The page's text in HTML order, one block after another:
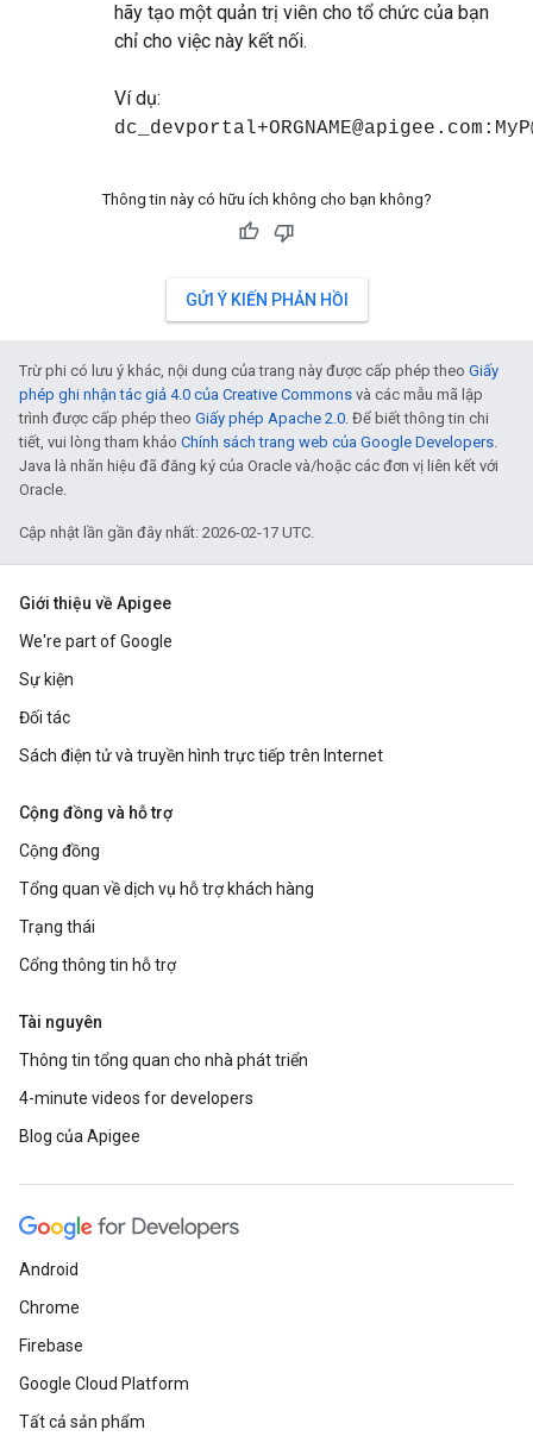
hãy tạo một quản trị viên cho tổ chức của bạn
chỉ cho việc này kết nối.
Ví dụ:
Thông tin này có hữu ích không cho bạn không?
GỬI Ý KIẾN PHẢN HỒI
Trừ phi có lưu ý khác, nội dung của trang này được cấp phép theo Giấy
phép ghi nhận tác giả 4.0 của Creative Commons và các mẫu mã lập
trình được cấp phép theo Giấy phép Apache 2.0. Để biết thông tin chi
tiết, vui lòng tham khảo Chính sách trang web của Google Developers.
Java là nhãn hiệu đã đăng ký của Oracle và/hoặc các đơn vị liên kết với
Oracle.
Cập nhật lần gần đây nhất: 2026-02-17 UTC.
Giới thiệu về Apigee
We're part of Google
Sự kiện
Đối tác
Sách điện tử và truyền hình trực tiếp trên Internet
Cộng đồng và hỗ trợ
Cộng đồng
Tổng quan về dịch vụ hỗ trợ khách hàng
Trạng thái
Cổng thông tin hỗ trợ
Tài nguyên
Thông tin tổng quan cho nhà phát triển
4-minute videos for developers
Blog của Apigee
Android
Chrome
Firebase
Google Cloud Platform
Tất cả sản phẩm